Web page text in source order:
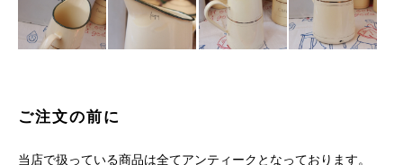
ご注文の前に
当店で扱っている商品は全てアンティークとなっております。